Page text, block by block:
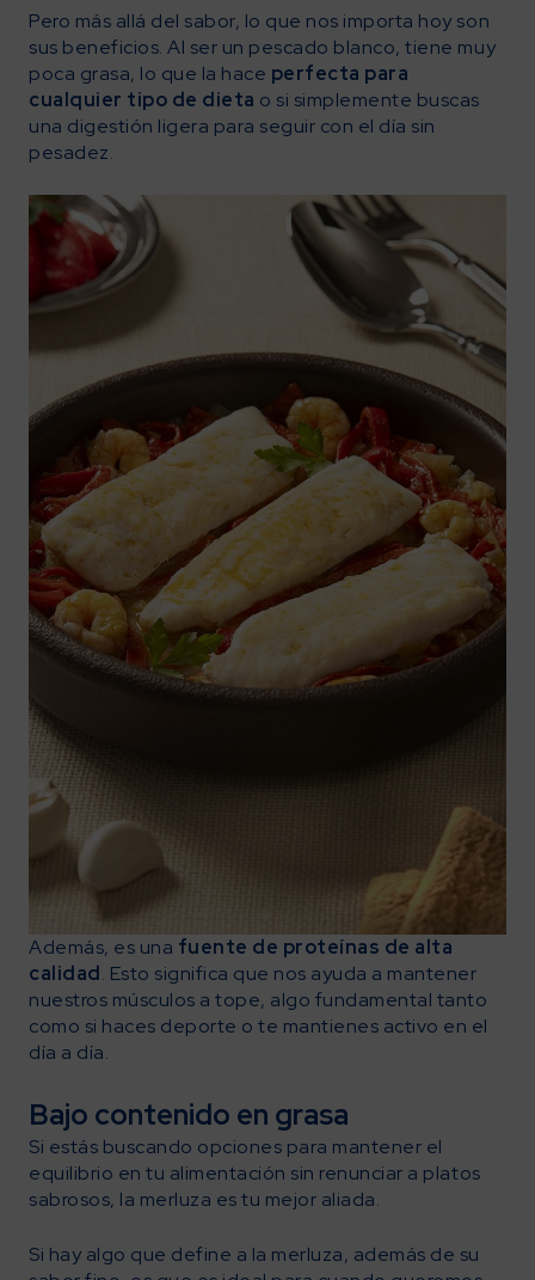
Pero más allá del sabor, lo que nos importa hoy son
sus beneficios. Al ser un pescado blanco, tiene muy
poca grasa, lo que la hace perfecta para
cualquier tipo de dieta o si simplemente buscas
una digestión ligera para seguir con el día sin
pesadez.
Además, es una fuente de proteínas de alta
calidad. Esto significa que nos ayuda a mantener
nuestros músculos a tope, algo fundamental tanto
como si haces deporte o te mantienes activo en el
día a día.
Bajo contenido en grasa
Si estás buscando opciones para mantener el
equilibrio en tu alimentación sin renunciar a platos
sabrosos, la merluza es tu mejor aliada.
Si hay algo que define a la merluza, además de su